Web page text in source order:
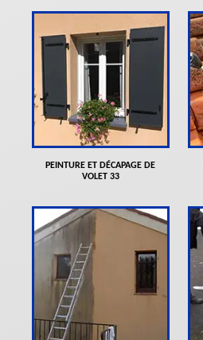
PEINTURE ET DÉCAPAGE DE
VOLET 33